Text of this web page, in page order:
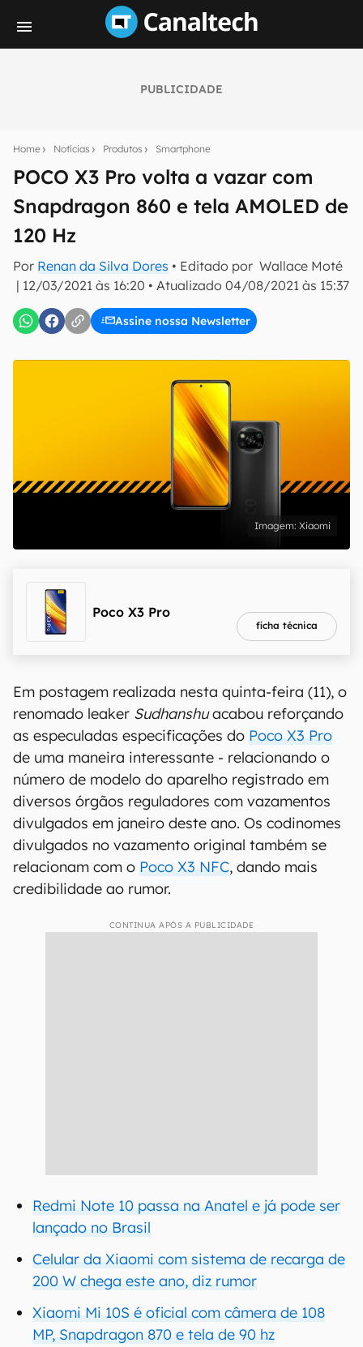
PUBLICIDADE
Home Notícias Produtos Smartphone
POCO X3 Pro volta a vazar com
Snapdragon 860 e tela AMOLED de
120 Hz
Por Renan da Silva Dores • Editado por Wallace Moté
| 12/03/2021 às 16:20 • Atualizado 04/08/2021 às 15:37
Assine nossa Newsletter
notícias e reviews sobre tecnologia em primeira
mão.
E-mail
inscreva-se
Confirmo que li, aceito e concordo com os Termos de
Uso e Política de Privacidade do Canaltech.
Xiaomi
Poco X3 Pro
ficha técnica
Em postagem realizada nesta quinta-feira (11), o
renomado leaker Sudhanshuacabou reforçando
as especuladas especificações do Poco X3 Pro
de uma maneira interessante - relacionando o
número de modelo do aparelho registrado em
diversos órgãos reguladores com vazamentos
divulgados em janeiro deste ano. Os codinomes
divulgados no vazamento original também se
relacionam com o Poco X3 NFC, dando mais
credibilidade ao rumor.
CONTINUA APÓS A PUBLICIDADE
Redmi Note 10 passa na Anatel e já pode ser
lançado no Brasil
Celular da Xiaomi com sistema de recarga de
200 W chega este ano, diz rumor
Xiaomi Mi 10S é oficial com câmera de 108
MP, Snapdragon 870 e tela de 90 hz